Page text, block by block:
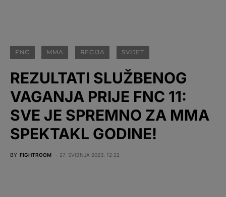
FNC MMA REGIJA SVIJET
REZULTATI SLUŽBENOG
VAGANJA PRIJE FNC 11:
SVE JE SPREMNO ZA MMA
SPEKTAKL GODINE!
BY FIGHTROOM 27. SVIBNJA 2023. 12:22